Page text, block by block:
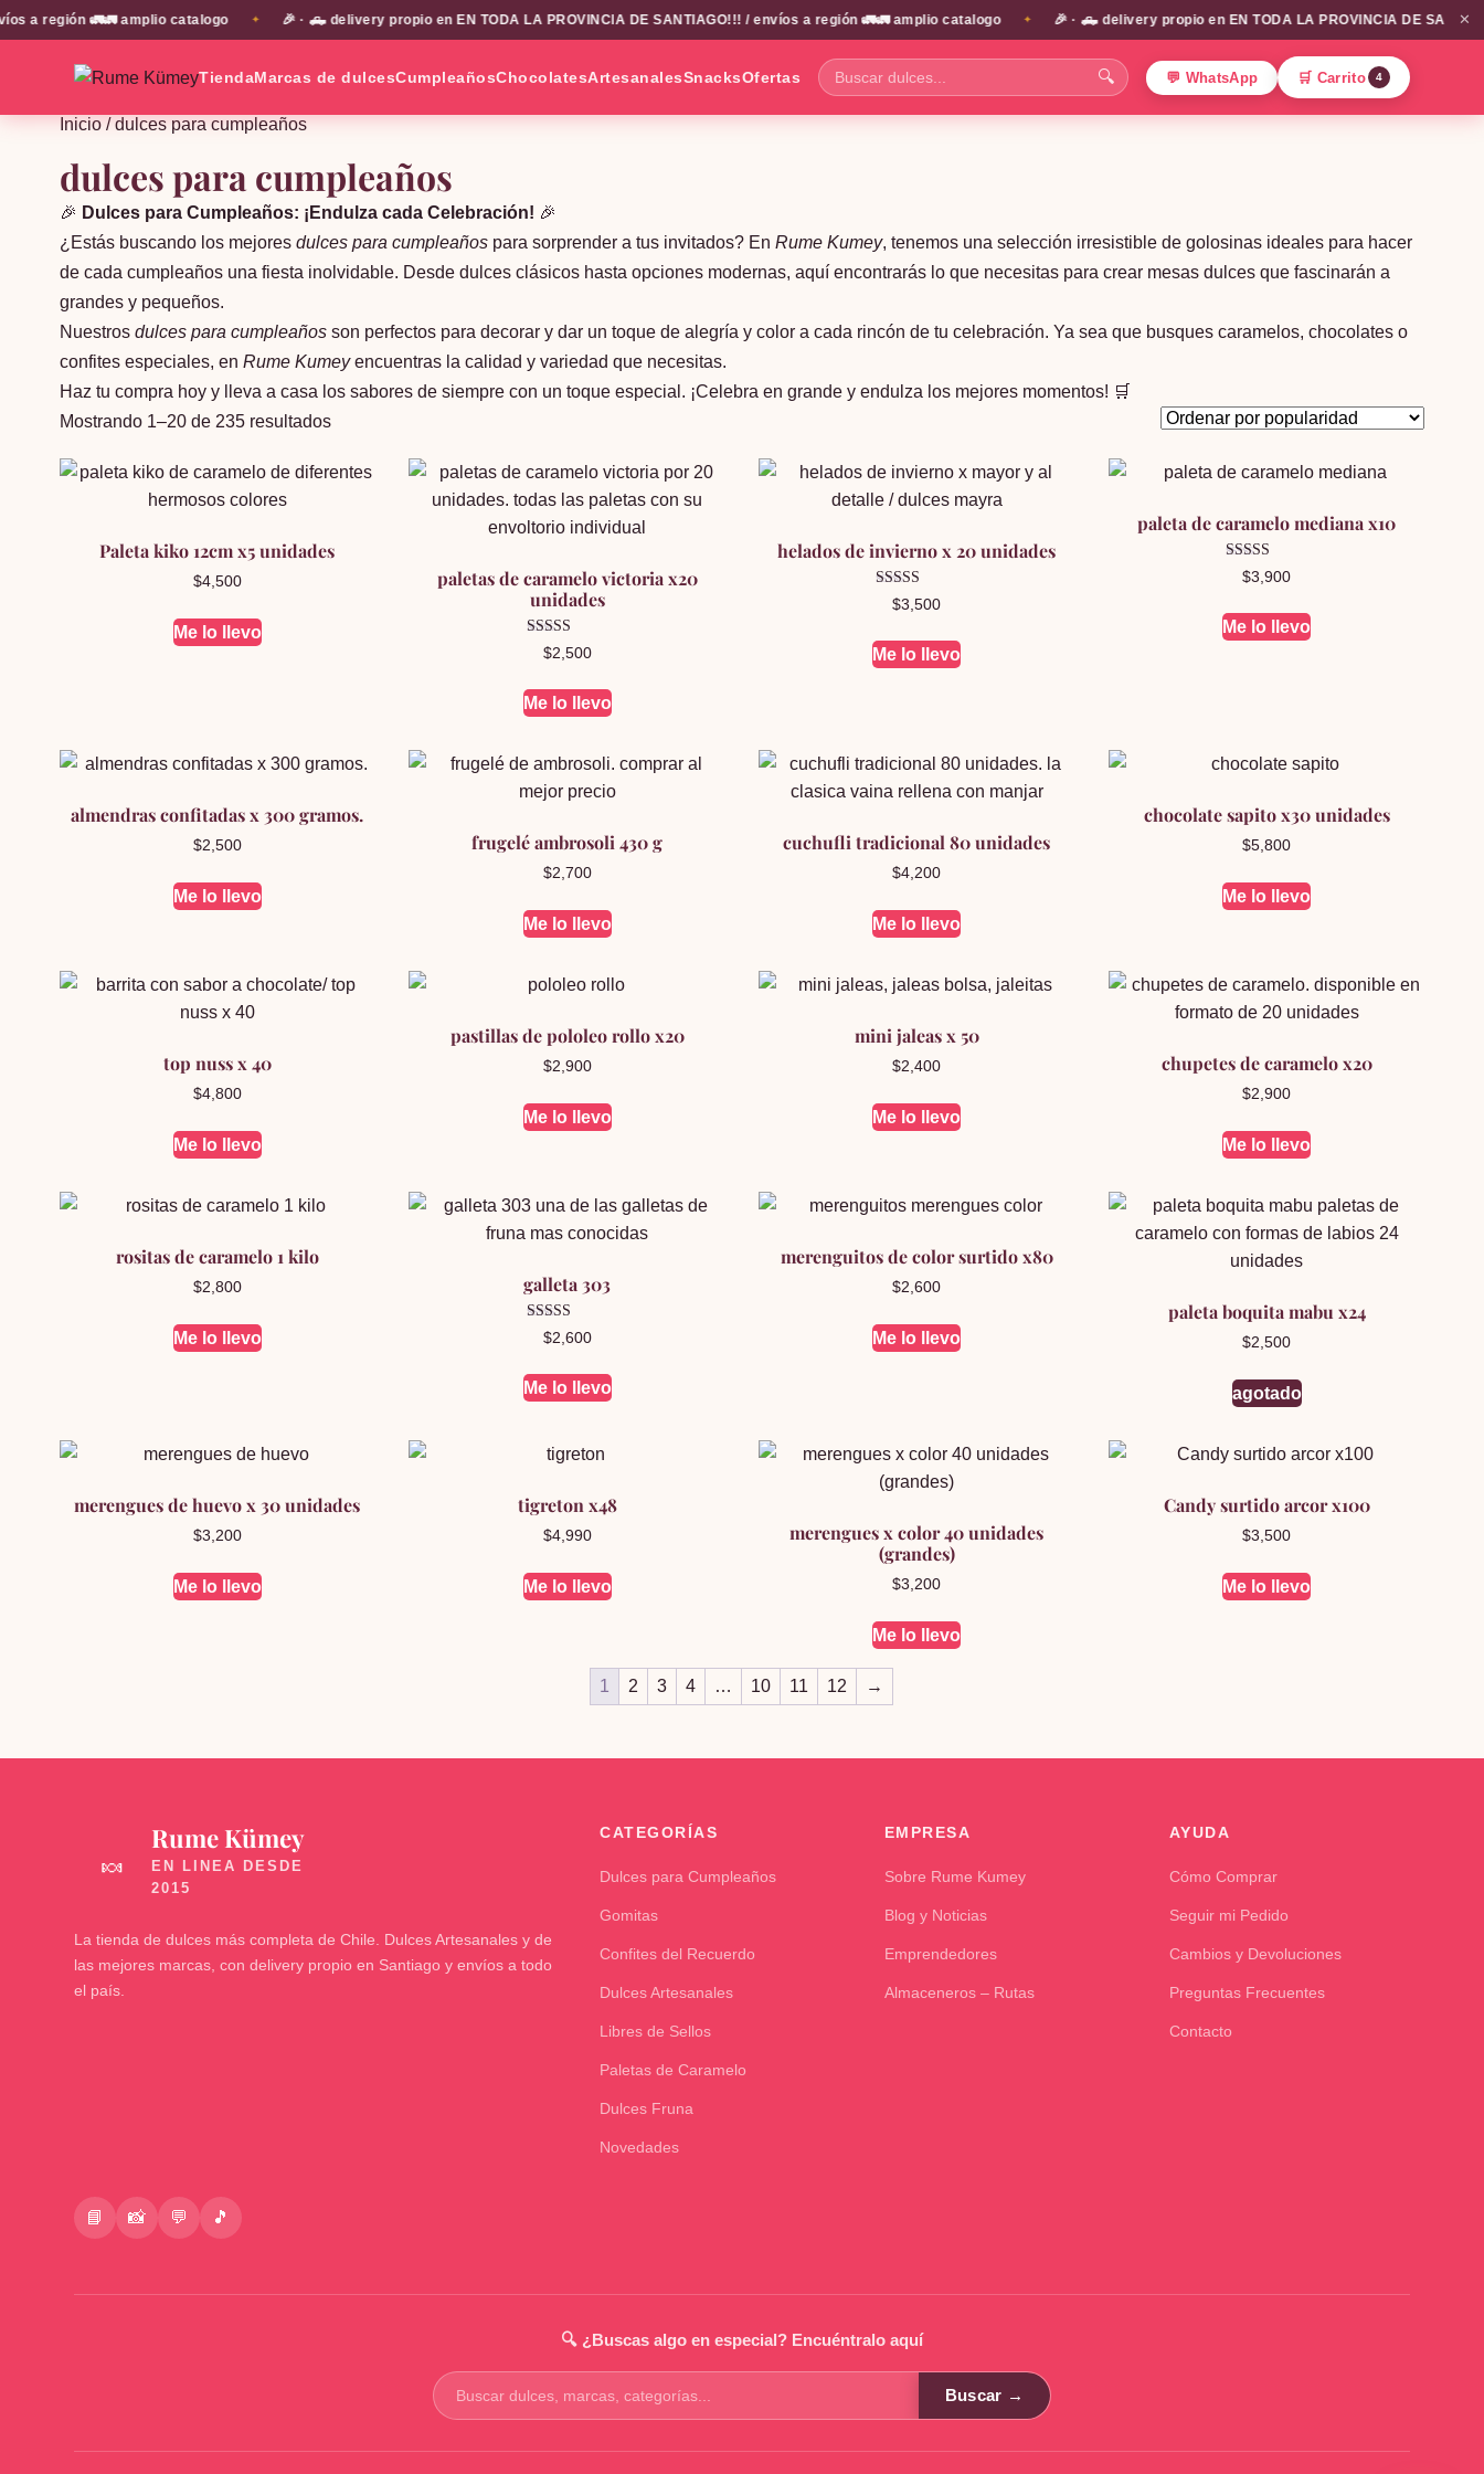
región 🚛🚛 amplio catalogo ✦ 🎉 · 🛻 delivery propio en EN TODA LA PROVINCIA DE SANTIAGO!!! / envíos a región 🚛🚛 amplio catalogo ✦ 🎉 · 🛻 delivery propio en EN TODA LA PROVINCIA DE ✕
TiendaMarcas de dulcesCumpleañosChocolatesArtesanalesSnacksOfertas
Buscar
dulces...
🔍 💬 WhatsApp 🛒 Carrito 4
Inicio/ dulces para cumpleaños
dulces para cumpleaños
🎉 Dulces para Cumpleaños: ¡Endulza cada Celebración! 🎉
¿Estás buscando los mejores dulces para cumpleañospara sorprender a tus invitados? En Rume Kumey, tenemos una selección irresistible de golosinas ideales para hacer
de cada cumpleaños una fiesta inolvidable. Desde dulces clásicos hasta opciones modernas, aquí encontrarás lo que necesitas para crear mesas dulces que fascinarán a
grandes y pequeños.
Nuestros dulces para cumpleañosson perfectos para decorar y dar un toque de alegría y color a cada rincón de tu celebración. Ya sea que busques caramelos, chocolates o
confites especiales, en Rume Kumeyencuentras la calidad y variedad que necesitas.
Haz tu compra hoy y lleva a casa los sabores de siempre con un toque especial. ¡Celebra en grande y endulza los mejores momentos! 🛒
Mostrando 1–20 de 235 resultadosOrdenado
popularidad
Paleta kiko 12cm x5 unidades
$4,500
Me lo llevo
paletas de caramelo victoria x20
unidades
Valorado en
5.00
$2,500
Me lo llevo
helados de invierno x 20 unidades
Valorado en
5.00
$3,500
Me lo llevo
paleta de caramelo mediana x10
Valorado en
5.00
$3,900
Me lo llevo
almendras confitadas x 300 gramos.
$2,500
Me lo llevo
frugelé ambrosoli 430 g
$2,700
Me lo llevo
cuchufli tradicional 80 unidades
$4,200
Me lo llevo
chocolate sapito x30 unidades
$5,800
Me lo llevo
top nuss x 40
$4,800
Me lo llevo
pastillas de pololeo rollo x20
$2,900
Me lo llevo
mini jaleas x 50
$2,400
Me lo llevo
chupetes de caramelo x20
$2,900
Me lo llevo
rositas de caramelo 1 kilo
$2,800
Me lo llevo
galleta 303
Valorado en
5.00
$2,600
Me lo llevo
merenguitos de color surtido x80
$2,600
Me lo llevo
paleta boquita mabu x24
$2,500
agotado
merengues de huevo x 30 unidades
$3,200
Me lo llevo
tigreton x48
$4,990
Me lo llevo
merengues x color 40 unidades
(grandes)
$3,200
Me lo llevo
Candy surtido arcor x100
$3,500
Me lo llevo
1 2 3 4 … 10 11 12 →
🍬
Rume Kümey
La tienda de dulces más completa de Chile. Dulces Artesanales y de
las mejores marcas, con delivery propio en Santiago y envíos a todo
el país.
📘 📸 💬 🎵
CATEGORÍAS
Dulces para Cumpleaños
Gomitas
Confites del Recuerdo
Dulces Artesanales
Libres de Sellos
Paletas de Caramelo
Dulces Fruna
Novedades
EMPRESA
Sobre Rume Kumey
Blog y Noticias
Emprendedores
Almaceneros – Rutas
AYUDA
Cómo Comprar
Seguir mi Pedido
Cambios y Devoluciones
Preguntas Frecuentes
Contacto
🔍 ¿Buscas algo en especial? Encuéntralo aquí
Buscar
productos
Buscar →